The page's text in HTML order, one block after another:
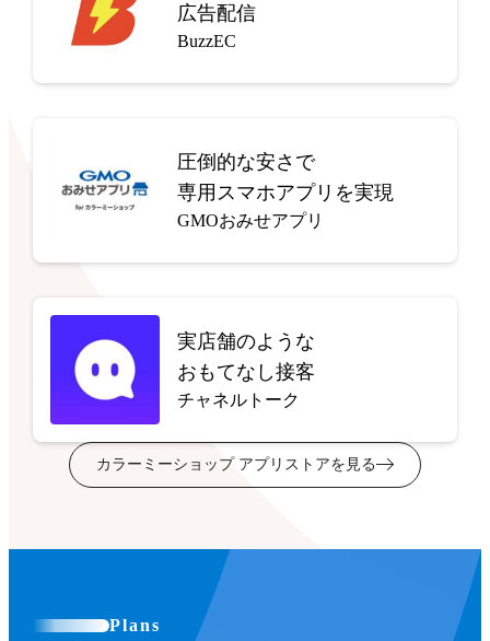
広告配信
BuzzEC
圧倒的な安さで
専用スマホアプリを実現
GMOおみせアプリ
実店舗のような
おもてなし接客
チャネルトーク
カラーミーショップ アプリストアを見る
Plans